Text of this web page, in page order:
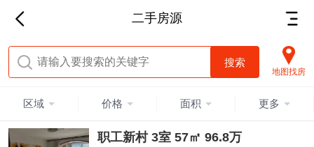
二手房源
地图找房
区域 价格 面积 更多
职工新村 3室 57㎡ 96.8万